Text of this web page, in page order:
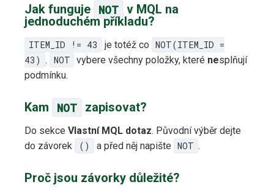
Jak funguje NOT v MQL na
jednoduchém příkladu?
ITEM_ID != 43 je totéž co NOT(ITEM_ID =
43) . NOT vybere všechny položky, které nesplňují
podmínku.
Kam NOT zapisovat?
Do sekce Vlastní MQL dotaz. Původní výběr dejte
do závorek
() a před něj napište NOT .
Proč jsou závorky důležité?